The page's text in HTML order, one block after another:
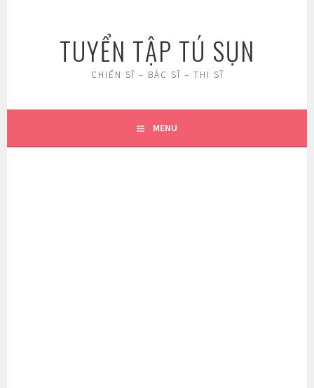
TUYỂN TẬP TÚ SỤN
CHIẾN SĨ – BÁC SĨ – THI SĨ
MENU